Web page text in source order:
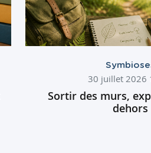
30 juillet 2026
Sortir des murs,
dehors